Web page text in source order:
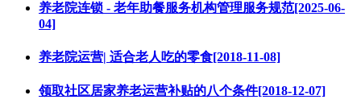
养老院连锁 - 老年助餐服务机构管理服务规范[2025-06-
04]
养老院运营| 适合老人吃的零食[2018-11-08]
领取社区居家养老运营补贴的八个条件[2018-12-07]